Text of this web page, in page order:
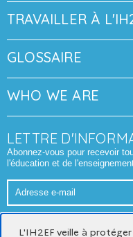
TRAVAILLER À
GLOSSAIRE
WHO WE ARE
LETTRE
Abonnez-vous pour recevoir
l'éducation et de
Adresse
e-
L'IH2EF veille à